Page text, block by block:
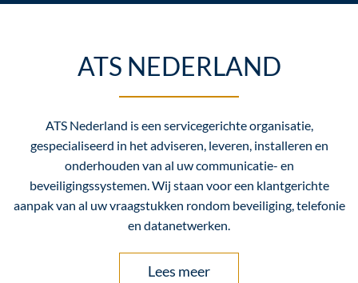
ATS NEDERLAND
ATS Nederland is een servicegerichte organisatie,
gespecialiseerd in het adviseren, leveren, installeren en
onderhouden van al uw communicatie- en
beveiligingssystemen. Wij staan voor een klantgerichte
aanpak van al uw vraagstukken rondom beveiliging, telefonie
en datanetwerken.
Lees meer